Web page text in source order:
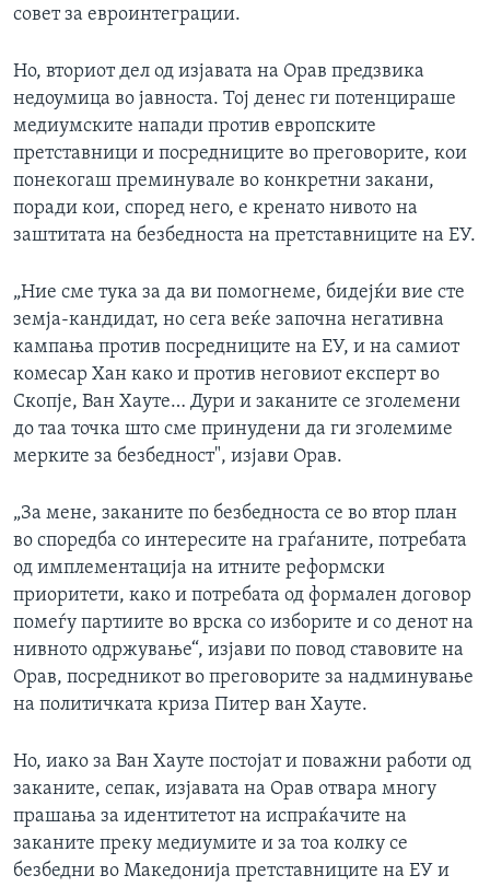
совет за евроинтеграции.
Но, вториот дел од изјавaта на Орав предзвика
недоумица во јавноста. Тој денес ги потенцираше
медиумските напади против европските
претставници и посредниците во преговорите, кои
понекогаш преминувале во конкретни закани,
поради кои, според него, е кренато нивото на
заштитата на безбедноста на претставниците на ЕУ.
„Ние сме тука за да ви помогнеме, бидејќи вие сте
земја-кандидат, но сега веќе започна негативна
кампања против посредниците на ЕУ, и на самиот
комeсар Хан како и против неговиот експерт во
Скопје, Ван Хауте… Дури и заканите се зголемени
до таа точка што сме принудени да ги зголемиме
мерките за безбедност", изјави Орав.
„За мене, заканите по безбедноста се во втор план
во споредба со интересите на граѓаните, потребата
од имплементација на итните реформски
приоритети, како и потребата од формален договор
помеѓу партиите во врска со изборите и со денот на
нивното одржување“, изјави по повод ставовите на
Орав, посредникот во преговорите за надминување
на политичката криза Питер ван Хауте.
Но, иако за Ван Хауте постојат и поважни работи од
заканите, сепак, изјавата на Орав отвара многу
прашања за идентитетот на испраќачите на
заканите преку медиумите и за тоа колку се
безбедни во Македонија претставниците на ЕУ и